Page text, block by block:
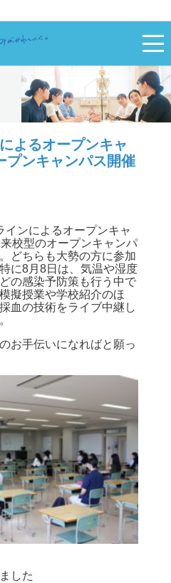
よるオープンキャ
ンキャンパス開催
インによるオープンキャ
校型のオープンキャンパ
どちらも大勢の方に参加
に8月8日は、気温や湿度
の感染予防策も行う中で
擬授業や学校紹介のほ
血の技術をライブ中継し
お手伝いになればと願っ
した